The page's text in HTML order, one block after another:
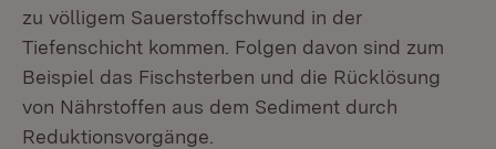
zu völligem Sauerstoffschwund in der
Tiefenschicht kommen. Folgen davon sind zum
Beispiel das Fischsterben und die Rücklösung
von Nährstoffen aus dem Sediment durch
Reduktionsvorgänge.